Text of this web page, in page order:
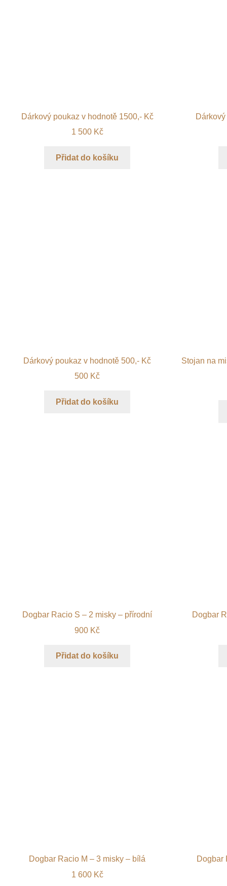
Dárkový poukaz v hodnotě 1500,- Kč
1 500 Kč
Přidat do košíku
Dárkový poukaz v hodnotě 500,- Kč
500 Kč
Přidat do košíku
Stojan na
Dogbar Racio S – 2 misky – přírodní
900 Kč
Přidat do košíku
Dogbar
Dogbar Racio M – 3 misky – bílá
1 600 Kč
Dogbar